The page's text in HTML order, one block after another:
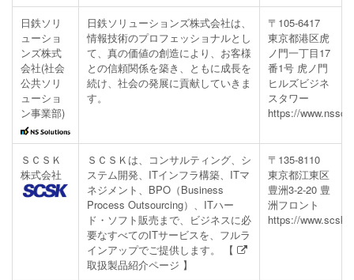
日鉄ソリ
ューショ
ンズ株式
会社(社会
公共ソリ
ューショ
ン事業部)
日鉄ソリューションズ株式会社は、
情報技術のプロフェッショナルとし
て、真の価値の創造により、お客様
との信頼関係を築き、ともに成長を
続け、社会の発展に貢献していきま
す。
〒105-6417
東京都港区虎
ノ門一丁目17
番1号 虎ノ門
ヒルズビジネ
スタワー
https://
ＳＣＳＫ
株式会社
ＳＣＳＫは、コンサルティング、シ
ステム開発、ITインフラ構築、ITマ
ネジメント、BPO（Business
Process Outsourcing）、ITハー
ド・ソフト販売まで、ビジネスに必
要なすべてのITサービスを、フルラ
インアップでご提供します。 【
取扱製品紹介ページ 】
〒135-8110
東京都江東区
豊洲3-2-20 豊
洲フロント
https://